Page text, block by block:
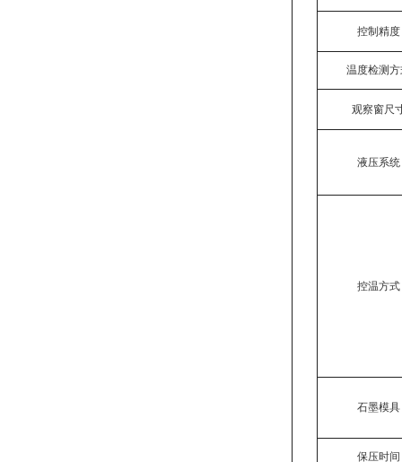
控制精度
温度检测方
观察窗尺
液压系统
控温方式
石墨模具
保压时间